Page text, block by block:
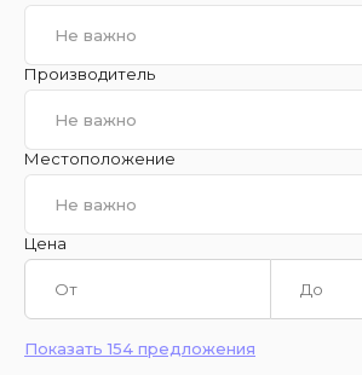
Не важно
Производитель
Не важно
Местоположение
Не важно
Цена
Показать 154 предложения